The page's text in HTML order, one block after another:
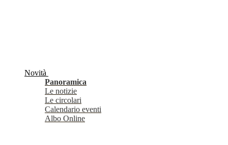
Novità
Panoramica
Le notizie
Le circolari
Calendario eventi
Albo Online